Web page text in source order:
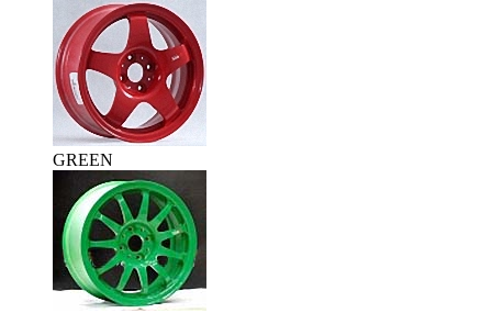
GREEN